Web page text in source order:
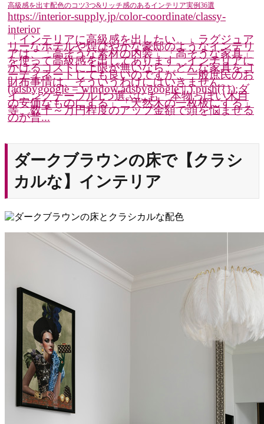
高級感を出す配色のコツ3つ&リッチ感のあるインテリア実例36選
https://interior-supply.jp/color-coordinate/classy-
interior
「インテリアに高級感を出したい。」ラグジュア
リーなホテルや煌びやかな豪邸のようなインテリ
アは、「高そうな素材の内装」「高そうな家具」
を使って高級感を出してあります。インテリアに
かけるコストに上限が無いなら、どんな家具をコ
ーディネートしても良いのですが、一般庶民のお
財布事情は、そういうわけにはいきません。
(adsbygoogle = window.adsbygoogle || ).push({});ダ
イニングテーブル1つ選ぶにも「本物っぽい木目
の安価なものにする」「天然木の一枚板にする」
等、数千～万円程度のアップ金額で頭を悩ませる
のが普...
ダークブラウンの床で【クラシ
カルな】インテリア